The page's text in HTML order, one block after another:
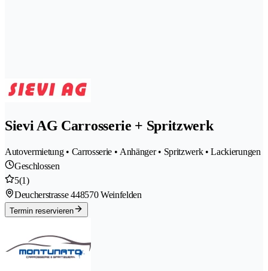
Sievi AG Carrosserie + Spritzwerk
Autovermietung • Carrosserie • Anhänger • Spritzwerk • Lackierungen
Geschlossen
5(1)
Deucherstrasse 448570 Weinfelden
Termin reservieren